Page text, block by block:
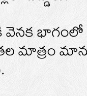
వెనక భాగంలో
మాత్రం